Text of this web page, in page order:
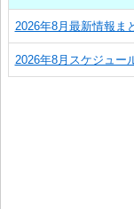
2026年8月最新情報ま
2026年8月スケジュー